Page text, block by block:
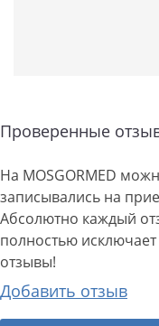
Проверенные
На MOSGORMED
записывались на
Абсолютно каждый
полностью
отзывы!
Добавить отзыв